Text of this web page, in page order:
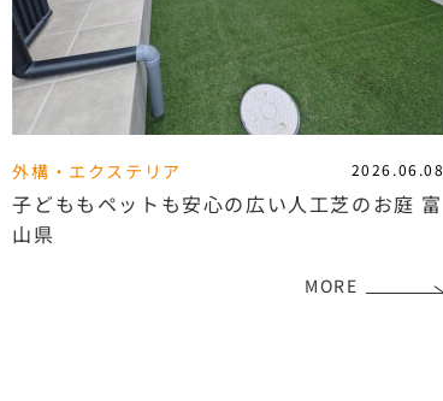
外構・エクステリア 2026.06.08
子どももペットも安心の広い人工芝のお庭 富
山県
MORE